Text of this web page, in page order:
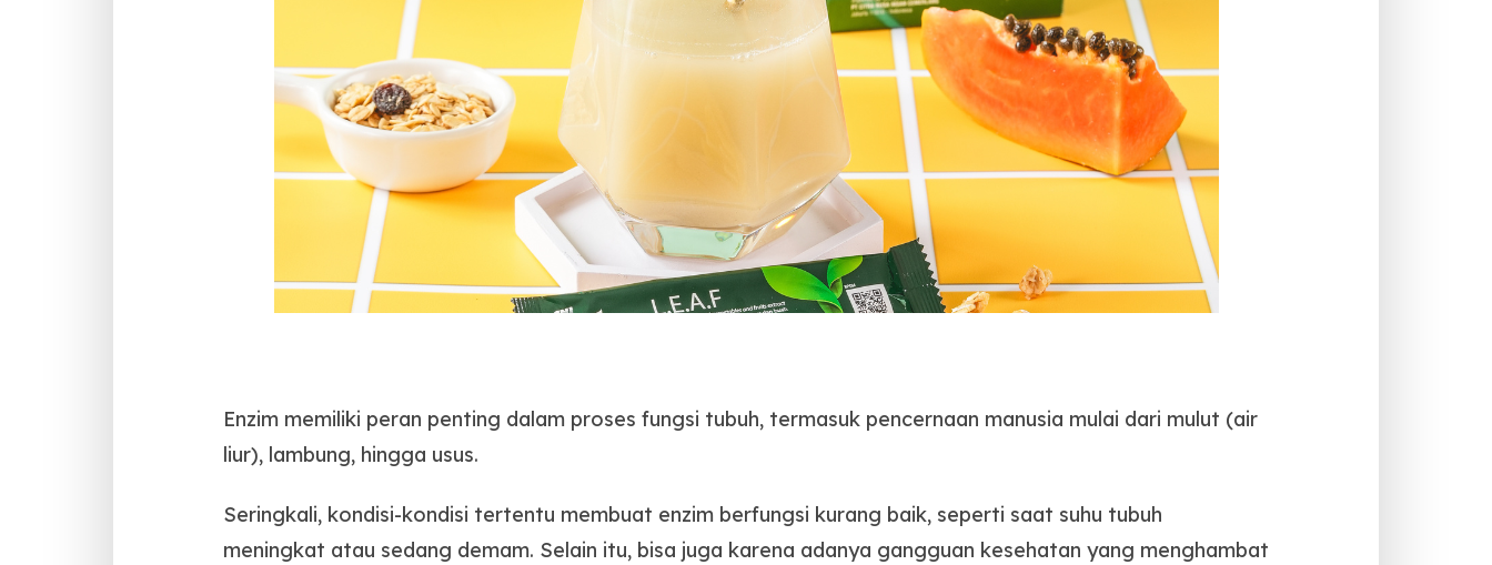
Enzim memiliki peran penting dalam proses fungsi tubuh, termasuk pencernaan manusia mulai dari mulut (air
liur), lambung, hingga usus.
Seringkali, kondisi-kondisi tertentu membuat enzim berfungsi kurang baik, seperti saat suhu tubuh
meningkat atau sedang demam. Selain itu, bisa juga karena adanya gangguan kesehatan yang menghambat